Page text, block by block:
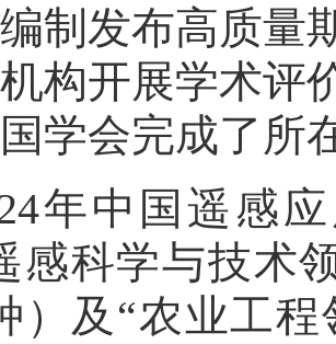
制发布高质量
构开展学术评
学会完成了所
年中国遥感
感科学与技术
）及“农业工